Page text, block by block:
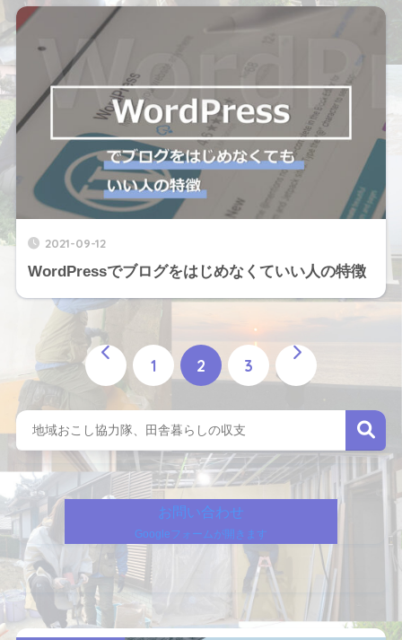
2021-09-12
WordPressでブログをはじめなくていい人の特徴
1 2 3
お問い合わせ
Googleフォームが開きます